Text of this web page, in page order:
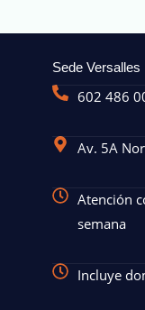
Sede Versalles
602 486
Av. 5A
Atención
semana
Incluye